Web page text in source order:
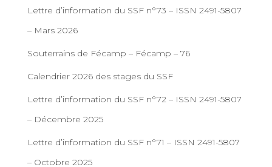
Lettre d’information du SSF n°73 – ISSN 2491-5807
– Mars 2026
Souterrains de Fécamp – Fécamp – 76
Calendrier 2026 des stages du SSF
Lettre d’information du SSF n°72 – ISSN 2491-5807
– Décembre 2025
Lettre d’information du SSF n°71 – ISSN 2491-5807
– Octobre 2025